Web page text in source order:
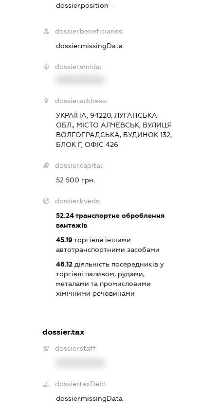
dossier.position -
dossier.beneficiaries:
dossier.missingData
dossier.smida:
dossier.address:
УКРАЇНА, 94220, ЛУГАНСЬКА
ОБЛ., МІСТО АЛЧЕВСЬК, ВУЛИЦЯ
ВОЛГОГРАДСЬКА, БУДИНОК 132,
БЛОК Г, ОФІС 426
dossier.capital:
52 500 грн.
dossier.kveds:
52.24транспортне оброблення
вантажів
45.19торгівля іншими
автотранспортними засобами
46.12діяльність посередників у
торгівлі паливом, рудами,
металами та промисловими
хімічними речовинами
dossier.tax
dossier.staff
dossier.taxDebt
dossier.missingData